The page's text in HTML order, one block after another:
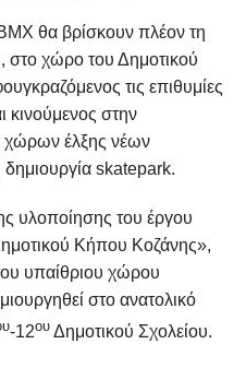
θα βρίσκουν πλέον τη
στο χώρο του Δημοτικού
τις επιθυμίες
στην
χώρων έλξης νέων
skatepark.
υλοποίησης του έργου
Κήπου Κοζάνης»,
υπαίθριου χώρου
στο ανατολικό
-12ουΔημοτικού Σχολείου.